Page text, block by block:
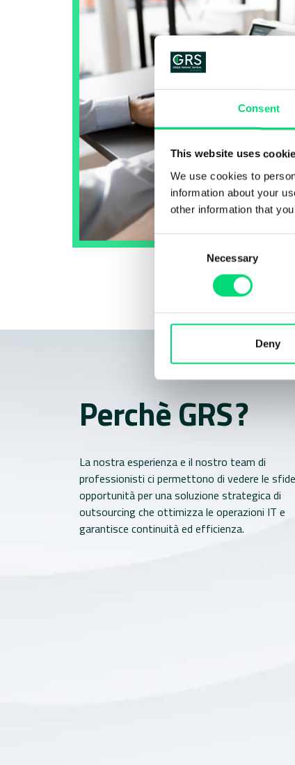
Consent
This website uses
We use cookies to
information about your
other information that
Consent
Necessary
Deny
Perchè GRS ?
La nostra esperienza e il nostro team di
professionisti ci permettono di vedere le
opportunità per una soluzione strategica di
outsourcing che ottimizza le operazioni IT e
garantisce continuità ed efficienza.